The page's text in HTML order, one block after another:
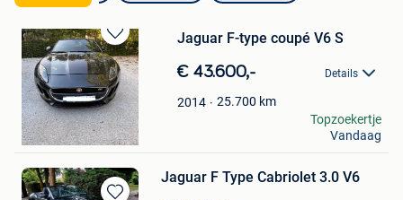
Bewaren
in
Mijn
Favorieten
Jaguar F-type coupé V6 S
€ 43.600,- Details
2014 25.700 km
Pat.
Mechelen
Topzoekertje
Vandaag
Jaguar F Type Cabriolet 3.0 V6